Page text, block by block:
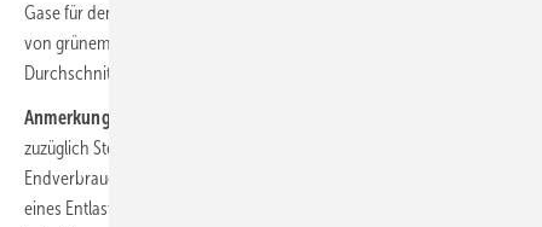
Gase für den Gebäudesektor zu teuer seien: Die Herstellungskosten
von grünem Wasserstoff könnten von aktuell 25 bis 30 Ct/kWh auf im
Durchschnitt 5 bis 7 Ct/kWh im Jahr 2045 sinken.
Anmerkung:
zuzüglich Steuern, Abgaben, Vertriebs- und Netzkosten
Endverbraucherpreise, die zuletzt die Bundesregierung zum Schnüren
eines Entlastungspakets aktiviert haben, wobei dieses insbesondere